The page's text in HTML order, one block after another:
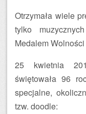
Otrzymała wiele
tylko
Medalem
25 kwietnia
świętowała 96
specjalne,
tzw. doodle: